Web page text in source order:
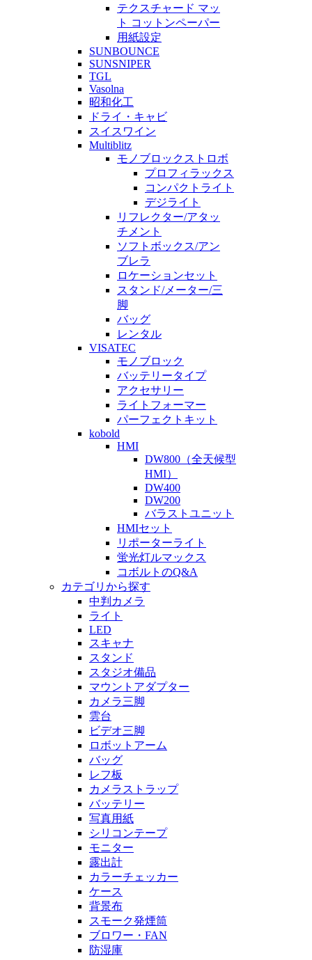
テクスチャード マッ
ト コットンペーパー
用紙設定
SUNBOUNCE
SUNSNIPER
TGL
Vasolna
昭和化工
ドライ・キャビ
スイスワイン
Multiblitz
モノブロックストロボ
プロフィラックス
コンパクトライト
デジライト
リフレクター/アタッ
チメント
ソフトボックス/アン
ブレラ
ロケーションセット
スタンド/メーター/三
脚
バッグ
レンタル
VISATEC
モノブロック
バッテリータイプ
アクセサリー
ライトフォーマー
パーフェクトキット
kobold
HMI
DW800（全天候型
HMI）
DW400
DW200
バラストユニット
HMIセット
リポーターライト
蛍光灯ルマックス
コボルトのQ&A
カテゴリから探す
中判カメラ
ライト
LED
スキャナ
スタンド
スタジオ備品
マウントアダプター
カメラ三脚
雲台
ビデオ三脚
ロボットアーム
バッグ
レフ板
カメラストラップ
バッテリー
写真用紙
シリコンテープ
モニター
露出計
カラーチェッカー
ケース
背景布
スモーク発煙筒
ブロワー・FAN
防湿庫